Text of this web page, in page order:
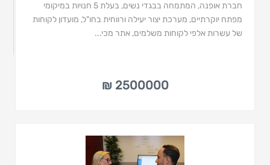
חברת אופנה, המתמחה בבגדי נשים, בעלת 5 חנויות במיקומי
מפתח יוקרתיים, מערכת יצור יעילה ורווחית בחו"ל, מועדון לקוחות
של עשרות אלפי לקוחות משלמים, אתר מכי...
2500000 ₪